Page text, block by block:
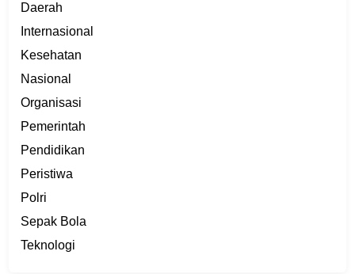
Daerah
Internasional
Kesehatan
Nasional
Organisasi
Pemerintah
Pendidikan
Peristiwa
Polri
Sepak Bola
Teknologi